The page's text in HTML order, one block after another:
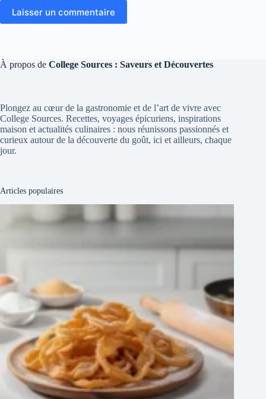
Laisser un commentaire
À propos de College Sources : Saveurs et Découvertes
Plongez au cœur de la gastronomie et de l’art de vivre avec
College Sources. Recettes, voyages épicuriens, inspirations
maison et actualités culinaires : nous réunissons passionnés et
curieux autour de la découverte du goût, ici et ailleurs, chaque
jour.
Articles populaires